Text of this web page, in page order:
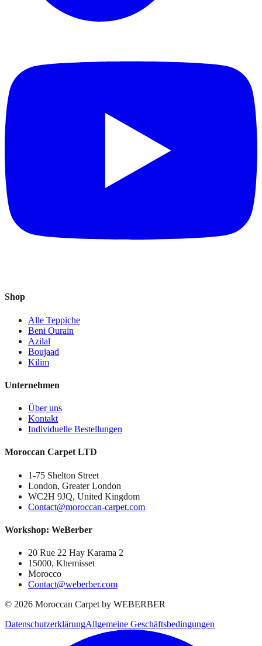
Shop
Alle Teppiche
Beni Ourain
Azilal
Boujaad
Kilim
Unternehmen
Über uns
Kontakt
Individuelle Bestellungen
Moroccan Carpet LTD
1-75 Shelton Street
London, Greater London
WC2H 9JQ, United Kingdom
Contact@moroccan-carpet.com
Workshop: WeBerber
20 Rue 22 Hay Karama 2
15000, Khemisset
Morocco
Contact@weberber.com
© 2026 Moroccan Carpet by WEBERBER
DatenschutzerklärungAllgemeine Geschäftsbedingungen